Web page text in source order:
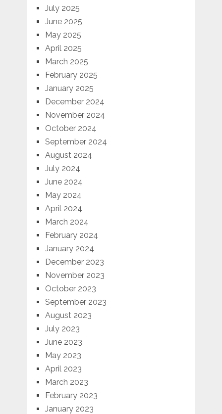
July 2025
June 2025
May 2025
April 2025
March 2025
February 2025
January 2025
December 2024
November 2024
October 2024
September 2024
August 2024
July 2024
June 2024
May 2024
April 2024
March 2024
February 2024
January 2024
December 2023
November 2023
October 2023
September 2023
August 2023
July 2023
June 2023
May 2023
April 2023
March 2023
February 2023
January 2023